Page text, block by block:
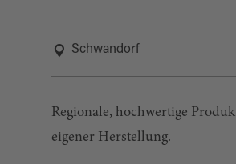
Schwandorf
Regionale, hochwertige
eigener Herstellung.